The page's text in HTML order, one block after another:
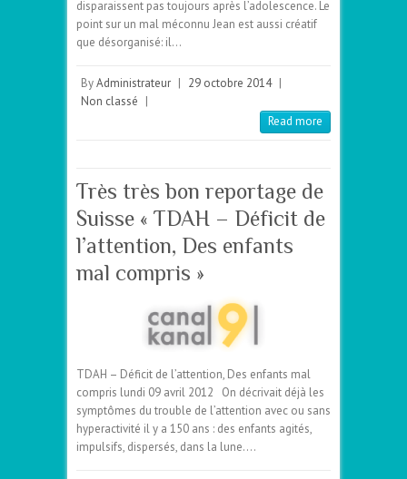
disparaissent pas toujours après l’adolescence. Le
point sur un mal méconnu Jean est aussi créatif
que désorganisé: il…
ByAdministrateur | 29 octobre 2014 |
Non classé |
Read more
Très très bon reportage de
Suisse « TDAH – Déficit de
l’attention, Des enfants
mal compris »
TDAH – Déficit de l’attention, Des enfants mal
compris lundi 09 avril 2012 On décrivait déjà les
symptômes du trouble de l’attention avec ou sans
hyperactivité il y a 150 ans : des enfants agités,
impulsifs, dispersés, dans la lune.…